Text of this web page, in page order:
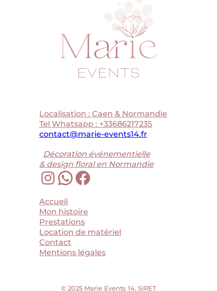
Localisation : Caen & Normandie
Tel Whatsapp : +33686217235
contact@marie-events14.fr
Décoration événementielle
& design floral en Normandie
InstagramWhatsApp Facebook
Accueil
Mon histoire
Prestations
Location de matériel
Contact
Mentions légales
© 2025 Marie Events 14, SIRET